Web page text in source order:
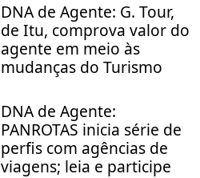
DNA de Agente: G. Tour,
de Itu, comprova valor do
agente em meio às
mudanças do Turismo
DNA de Agente:
PANROTAS inicia série de
perfis com agências de
viagens; leia e participe